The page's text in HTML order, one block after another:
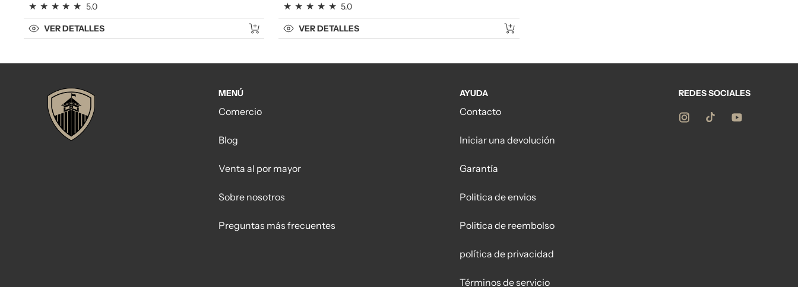
5.0
VER DETALLES
5.0
VER DETALLES
MENÚ
Comercio
Blog
Venta al por mayor
Sobre nosotros
Preguntas más frecuentes
AYUDA
Contacto
Iniciar una devolución
Garantía
Politica de envios
Politica de reembolso
política de privacidad
Términos de servicio
REDES SOCIALES